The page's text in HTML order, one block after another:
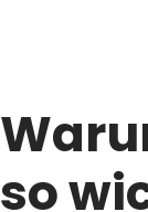
so